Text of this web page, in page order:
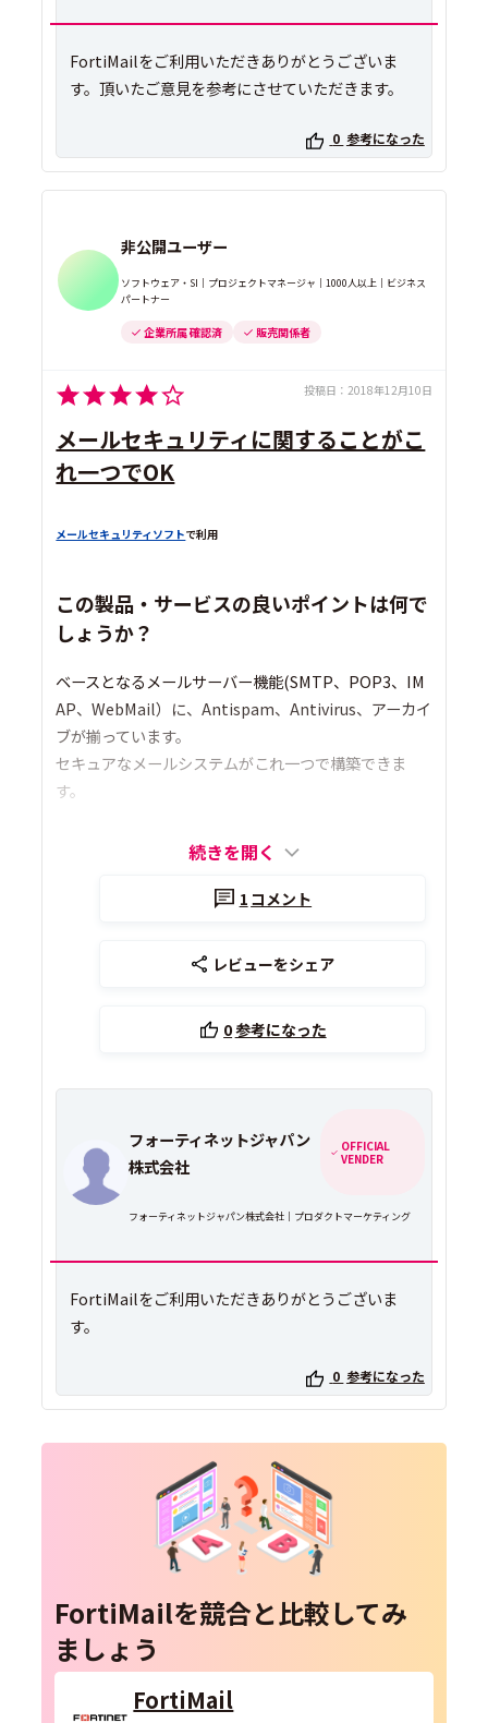
FortiMailをご利用いただきありがとうございま
す。頂いたご意見を参考にさせていただきます。
0 参考になった
非公開ユーザー
ソフトウェア・SI｜プロジェクトマネージャ｜1000人以上｜ビジネス
パートナー
企業所属 確認済 販売関係者
投稿日： 2018年12月10日
メールセキュリティに関することがこ
れ一つでOK
メールセキュリティソフトで利用
この製品・サービスの良いポイントは何で
しょうか？
ベースとなるメールサーバー機能(SMTP、POP3、IM
AP、WebMail）に、Antispam、Antivirus、アーカイ
ブが揃っています。
セキュアなメールシステムがこれ一つで構築できま
す。
続きを開く
1 コメント
レビューをシェア
0参考になった
フォーティネットジャパン
株式会社
OFFICIAL
VENDER
フォーティネットジャパン株式会社｜プロダクトマーケティング
FortiMailをご利用いただきありがとうございま
す。
0 参考になった
FortiMailを競合と比較してみ
ましょう
FortiMail